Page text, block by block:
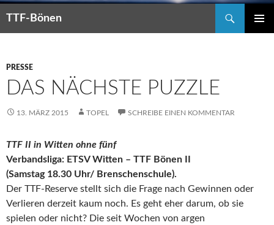
TTF-Bönen
PRESSE
DAS NÄCHSTE PUZZLE
13. MÄRZ 2015 TOPEL SCHREIBE EINEN KOMMENTAR
TTF II in Witten ohne fünf
Verbandsliga: ETSV Witten – TTF Bönen II
(Samstag 18.30 Uhr/ Brenschenschule).
Der TTF-Reserve stellt sich die Frage nach Gewinnen oder
Verlieren derzeit kaum noch. Es geht eher darum, ob sie
spielen oder nicht? Die seit Wochen von argen